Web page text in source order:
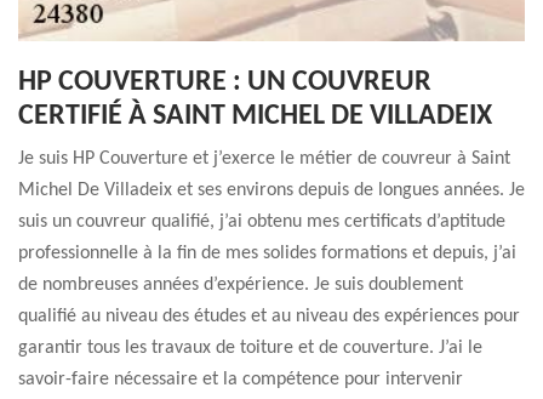
HP COUVERTURE : UN COUVREUR
CERTIFIÉ À SAINT MICHEL DE VILLADEIX
Je suis HP Couverture et j’exerce le métier de couvreur à Saint
Michel De Villadeix et ses environs depuis de longues années. Je
suis un couvreur qualifié, j’ai obtenu mes certificats d’aptitude
professionnelle à la fin de mes solides formations et depuis, j’ai
de nombreuses années d’expérience. Je suis doublement
qualifié au niveau des études et au niveau des expériences pour
garantir tous les travaux de toiture et de couverture. J’ai le
savoir-faire nécessaire et la compétence pour intervenir